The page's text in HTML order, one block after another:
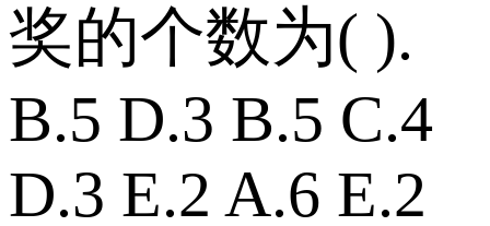
奖的个数为( ).
B.5 D.3 B.5 C.4
D.3 E.2 A.6 E.2